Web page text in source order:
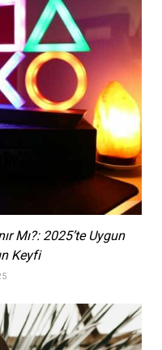
Mı?: 2025’te Uygun
Keyfi